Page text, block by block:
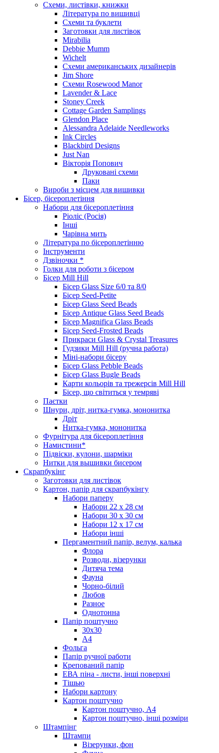
Схеми, листівки, книжки
Література по вишивці
Схеми та буклети
Заготовки для листівок
Mirabilia
Debbie Mumm
Wichelt
Схеми американських дизайнерів
Jim Shore
Cхеми Rosewood Manor
Lavender & Lace
Stoney Creek
Cottage Garden Samplings
Glendon Place
Alessandra Adelaide Needleworks
Ink Circles
Blackbird Designs
Just Nan
Вікторія Попович
Друковані схеми
Паки
Вироби з місцем для вишивки
Бісер, бісероплетіння
Набори для бісероплетіння
Ріоліс (Росія)
Інші
Чарівна мить
Література по бісероплетінню
Інструменти
Дзвіночки *
Голки для роботи з бісером
Бісер Mill Hill
Бісер Glass Size 6/0 та 8/0
Бісер Seed-Petite
Бісер Glass Seed Beads
Бісер Antique Glass Seed Beads
Бісер Magnifica Glass Beads
Бісер Seed-Frosted Beads
Прикраси Glass & Crystal Treasures
Гудзики Mill Hill (ручна работа)
Міні-набори бісеру
Бісер Glass Pebble Beads
Бісер Glass Bugle Beads
Карти кольорів та трежерсів Mill Hill
Бісер, що світиться у темряві
Паєтки
Шнури, дріт, нитка-гумка, мононитка
Дріт
Нитка-гумка, мононитка
Фурнітура для бісероплетіння
Намистини*
Підвіски, кулони, шарміки
Нитки для вышивки бисером
Скрапбукінг
Заготовки для листівок
Картон, папір для скрапбукінгу
Набори паперу
Набори 22 х 28 см
Набори 30 х 30 см
Набори 12 х 17 см
Набори інші
Пергаментний папір, велум, калька
Флора
Розводи, візерунки
Дитяча тема
Фауна
Чорно-білий
Любов
Разное
Однотонна
Папір поштучно
30х30
А4
Фольга
Папір ручної работи
Крепований папір
ЕВА піна - листи, інші поверхні
Тішью
Набори картону
Картон поштучно
Картон поштучно, А4
Картон поштучно, інші розміри
Штампінг
Штампи
Візерунки, фон